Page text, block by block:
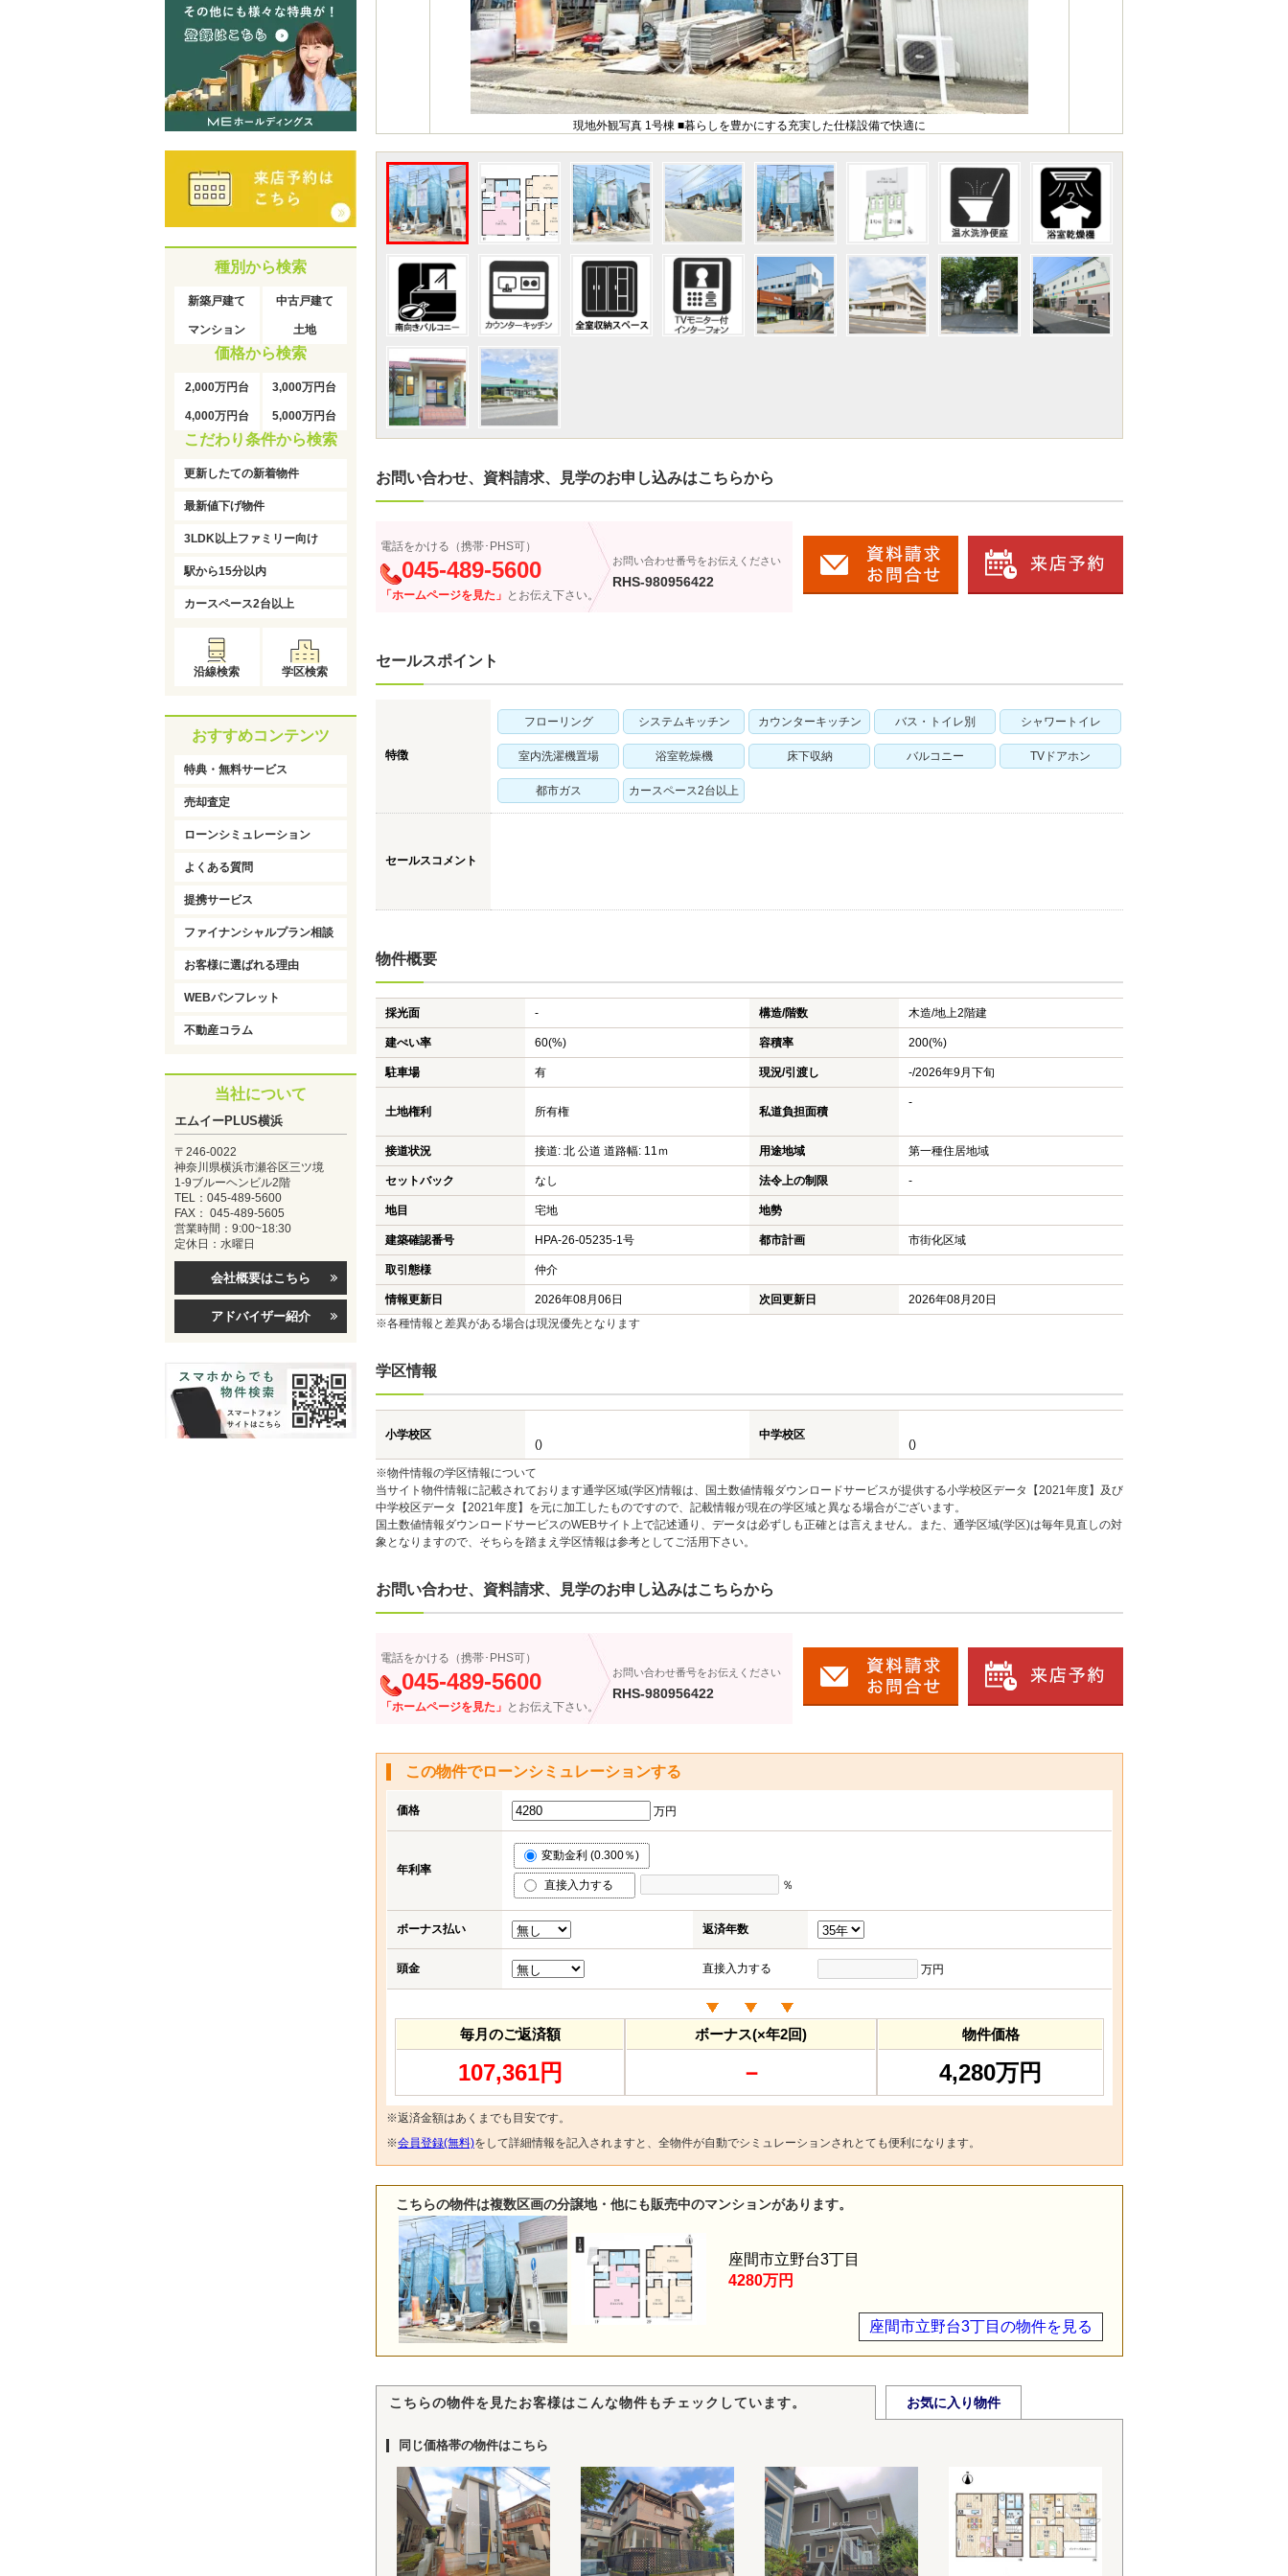
現地外観写真 1号棟 ■暮らしを豊かにする充実した仕様設備で快適に
お問い合わせ、資料請求、見学のお申し込みはこちらから
電話をかける（携帯･PHS可）
045-489-5600
「ホームページを見た」 とお伝え下さい。
お問い合わせ番号をお伝えください
RHS-980956422
セールスポイント
特徴
フローリング システムキッチン カウンターキッチン バス・トイレ別 シャワートイレ
室内洗濯機置場 浴室乾燥機 床下収納 バルコニー TVドアホン
都市ガス カースペース2台以上
セールスコメント
物件概要
採光面 - 構造/階数 木造/地上2階建
建ぺい率 60(%) 容積率 200(%)
駐車場 有 現況/引渡し -/2026年9月下旬
土地権利 所有権 私道負担面積
-
接道状況 接道: 北 公道 道路幅: 11ｍ 用途地域 第一種住居地域
セットバック なし 法令上の制限 -
地目 宅地 地勢
建築確認番号 HPA-26-05235-1号 都市計画 市街化区域
取引態様 仲介
情報更新日 2026年08月06日 次回更新日
2026年08月20日
※各種情報と差異がある場合は現況優先となります
学区情報
小学校区
()
中学校区
()
※物件情報の学区情報について
当サイト物件情報に記載されております通学区域(学区)情報は、国土数値情報ダウンロードサービスが提供する小学校区データ【2021年度】及び
中学校区データ【2021年度】を元に加工したものですので、記載情報が現在の学区域と異なる場合がございます。
国土数値情報ダウンロードサービスのWEBサイト上で記述通り、データは必ずしも正確とは言えません。また、通学区域(学区)は毎年見直しの対
象となりますので、そちらを踏まえ学区情報は参考としてご活用下さい。
お問い合わせ、資料請求、見学のお申し込みはこちらから
電話をかける（携帯･PHS可）
045-489-5600
「ホームページを見た」 とお伝え下さい。
お問い合わせ番号をお伝えください
RHS-980956422
この物件でローンシミュレーションする
価格 万円
年利率
変動金利 (0.300％)
直接入力する ％
ボーナス払い 返済年数
頭金 直接入力する 万円
毎月のご返済額
107,361円
ボーナス(×年2回)
－
物件価格
4,280万円
※返済金額はあくまでも目安です。
※会員登録(無料)をして詳細情報を記入されますと、全物件が自動でシミュレーションされとても便利になります。
こちらの物件は複数区画の分譲地・他にも販売中のマンションがあります。
座間市立野台3丁目の物件を見る
座間市立野台3丁目
4280万円
こちらの物件を見たお客様はこんな物件もチェックしています。 お気に入り物件
同じ価格帯の物件はこちら
種別から検索
新築戸建て 中古戸建て
マンション 土地
価格から検索
2,000万円台 3,000万円台
4,000万円台 5,000万円台
こだわり条件から検索
更新したての新着物件
最新値下げ物件
3LDK以上ファミリー向け
駅から15分以内
カースペース2台以上
沿線検索 学区検索
おすすめコンテンツ
特典・無料サービス
売却査定
ローンシミュレーション
よくある質問
提携サービス
ファイナンシャルプラン相談
お客様に選ばれる理由
WEBパンフレット
不動産コラム
当社について
エムイーPLUS横浜
〒246-0022
神奈川県横浜市瀬谷区三ツ境
1-9ブルーヘンビル2階
TEL：045-489-5600
FAX： 045-489-5605
営業時間：9:00~18:30
定休日：水曜日
会社概要はこちら
アドバイザー紹介